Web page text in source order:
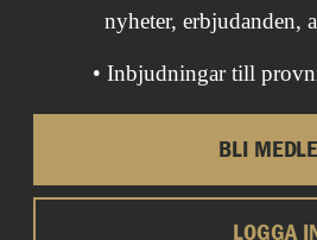
nyheter, erbjudanden,
• Inbjudningar till
BLI
LOGGA